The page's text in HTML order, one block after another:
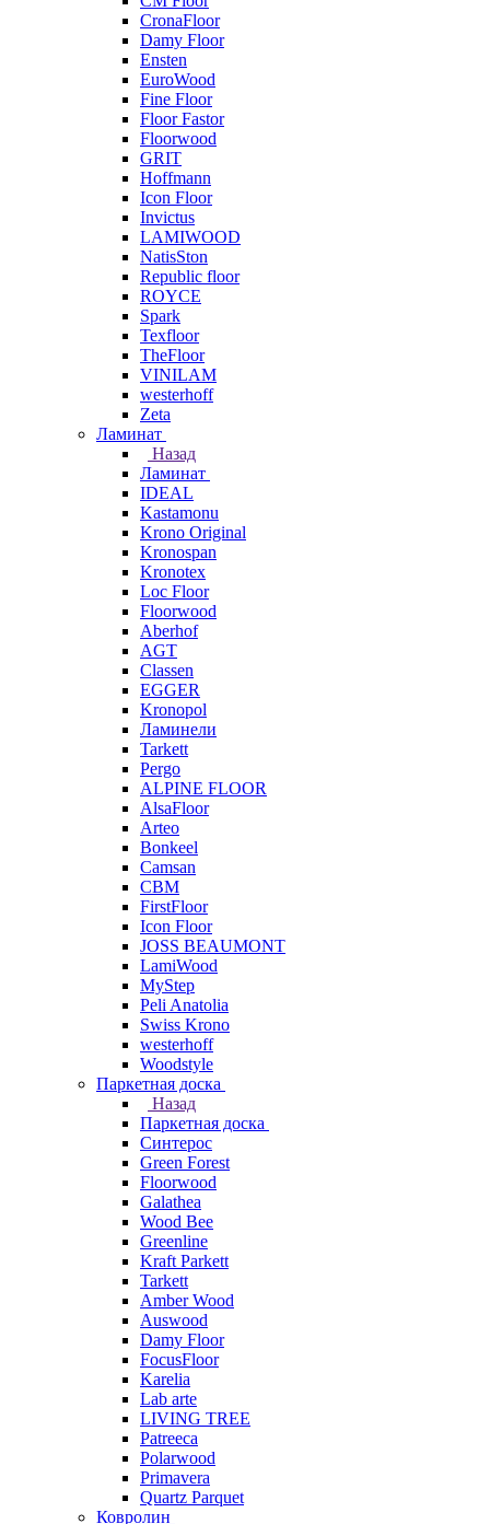
CronaFloor
Damy Floor
Ensten
EuroWood
Fine Floor
Floor Fastor
Floorwood
GRIT
Hoffmann
Icon Floor
Invictus
LAMIWOOD
NatisSton
Republic floor
ROYCE
Spark
Texfloor
TheFloor
VINILAM
westerhoff
Zeta
Ламинат
Назад
Ламинат
IDEAL
Kastamonu
Krono Original
Kronospan
Kronotex
Loc Floor
Floorwood
Aberhof
AGT
Classen
EGGER
Kronopol
Ламинели
Tarkett
Pergo
ALPINE FLOOR
AlsaFloor
Arteo
Bonkeel
Camsan
CBM
FirstFloor
Icon Floor
JOSS BEAUMONT
LamiWood
MyStep
Peli Anatolia
Swiss Krono
westerhoff
Woodstyle
Паркетная доска
Назад
Паркетная доска
Синтерос
Green Forest
Floorwood
Galathea
Wood Bee
Greenline
Kraft Parkett
Tarkett
Amber Wood
Auswood
Damy Floor
FocusFloor
Karelia
Lab arte
LIVING TREE
Patreeca
Polarwood
Primavera
Quartz Parquet
Ковролин